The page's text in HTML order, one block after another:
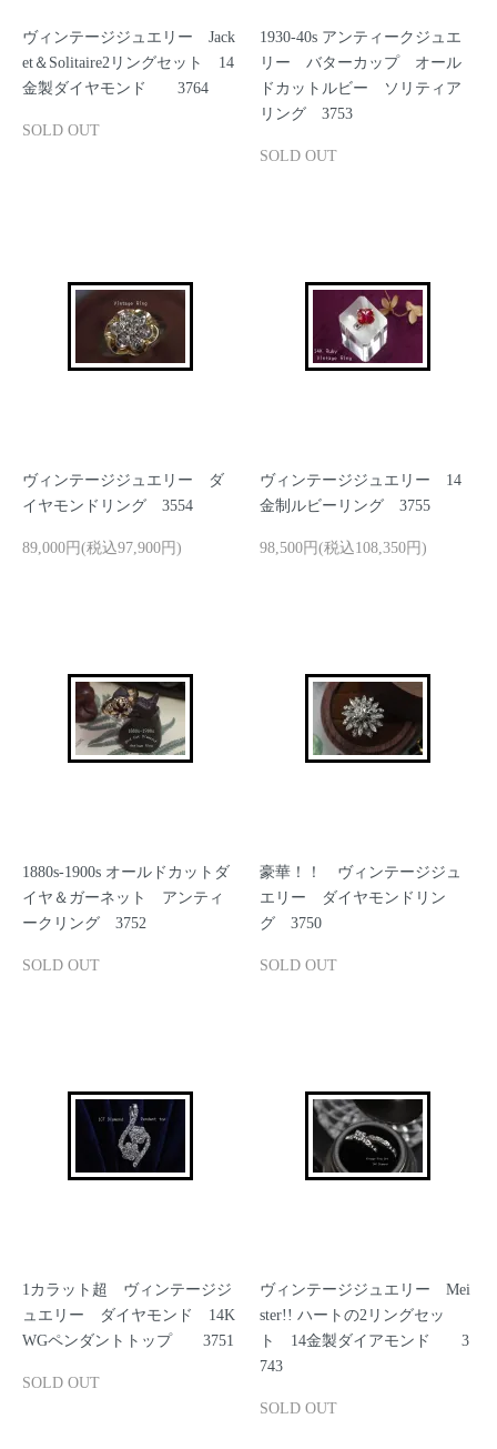
ヴィンテージジュエリー Jack
et＆Solitaire2リングセット 14
金製ダイヤモンド 3764
SOLD OUT
1930-40s アンティークジュエ
リー バターカップ オール
ドカットルビー ソリティア
リング 3753
SOLD OUT
ヴィンテージジュエリー ダ
イヤモンドリング 3554
89,000円(税込97,900円)
ヴィンテージジュエリー 14
金制ルビーリング 3755
98,500円(税込108,350円)
1880s-1900s オールドカットダ
イヤ＆ガーネット アンティ
ークリング 3752
SOLD OUT
豪華！！ ヴィンテージジュ
エリー ダイヤモンドリン
グ 3750
SOLD OUT
1カラット超 ヴィンテージジ
ュエリー ダイヤモンド 14K
WGペンダントトップ 3751
SOLD OUT
ヴィンテージジュエリー Mei
ster!! ハートの2リングセッ
ト 14金製ダイアモンド 3
743
SOLD OUT